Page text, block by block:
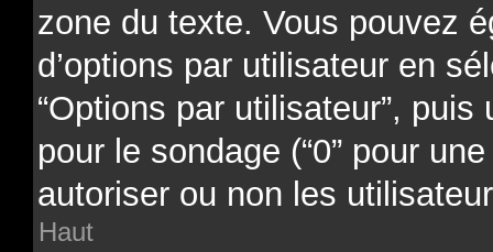
zone du texte. Vous pouvez
d’options par utilisateur en
“Options par utilisateur”,
pour le sondage (“0” pour
autoriser ou non les
Haut